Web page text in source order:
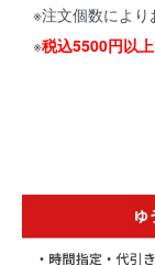
※注文個数により
※税込5500円以